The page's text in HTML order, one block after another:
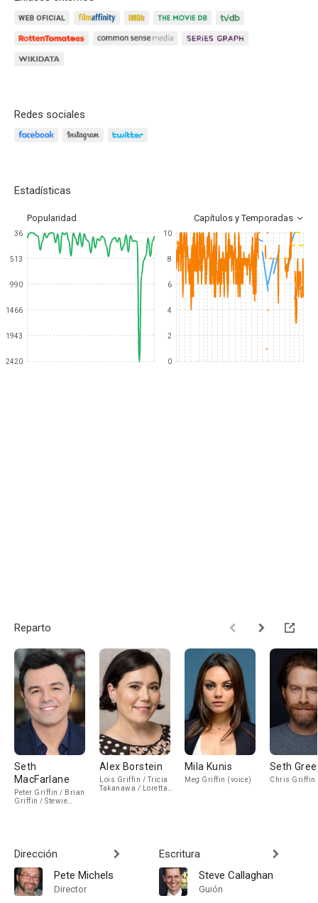
Redes sociales
Estadísticas
Popularidad Capítulos y Temporadas
36
513
990
1466
1943
2420
10
8
6
4
2
0
Reparto
Seth
MacFarlane
Peter Griffin / Brian
Griffin / Stewie
Alex Borstein
Lois Griffin / Tricia
Takanawa / Loretta
Mila Kunis
Meg Griffin (voice)
Seth
Chris Griffin
Dirección
Pete Michels
Director
Escritura
Steve Callaghan
Guión